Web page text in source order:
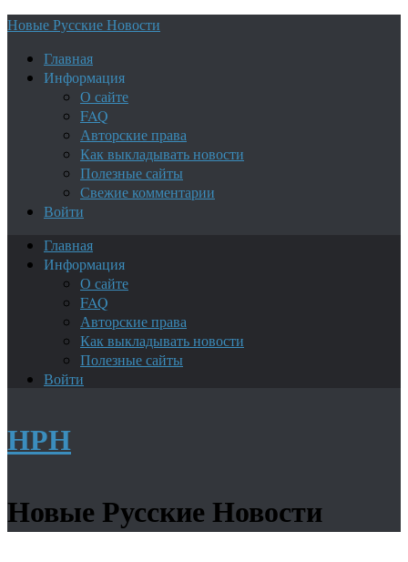
Новые Русские Новости
Главная
Информация
О сайте
FAQ
Авторские права
Как выкладывать новости
Полезные сайты
Свежие комментарии
Войти
Главная
Информация
О сайте
FAQ
Авторские права
Как выкладывать новости
Полезные сайты
Войти
НРН
Новые Русские Новости